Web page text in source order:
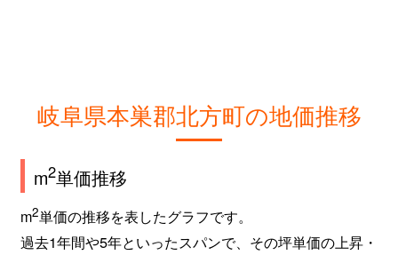
岐阜県本巣郡北方町の地価推移
m2単価推移
m2単価の推移を表したグラフです。
過去1年間や5年といったスパンで、その坪単価の上昇・